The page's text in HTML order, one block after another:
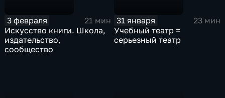
3 февраля
21 мин
Искусство книги. Школа,
издательство,
сообщество
31 января
23 мин
Учебный театр =
серьезный театр